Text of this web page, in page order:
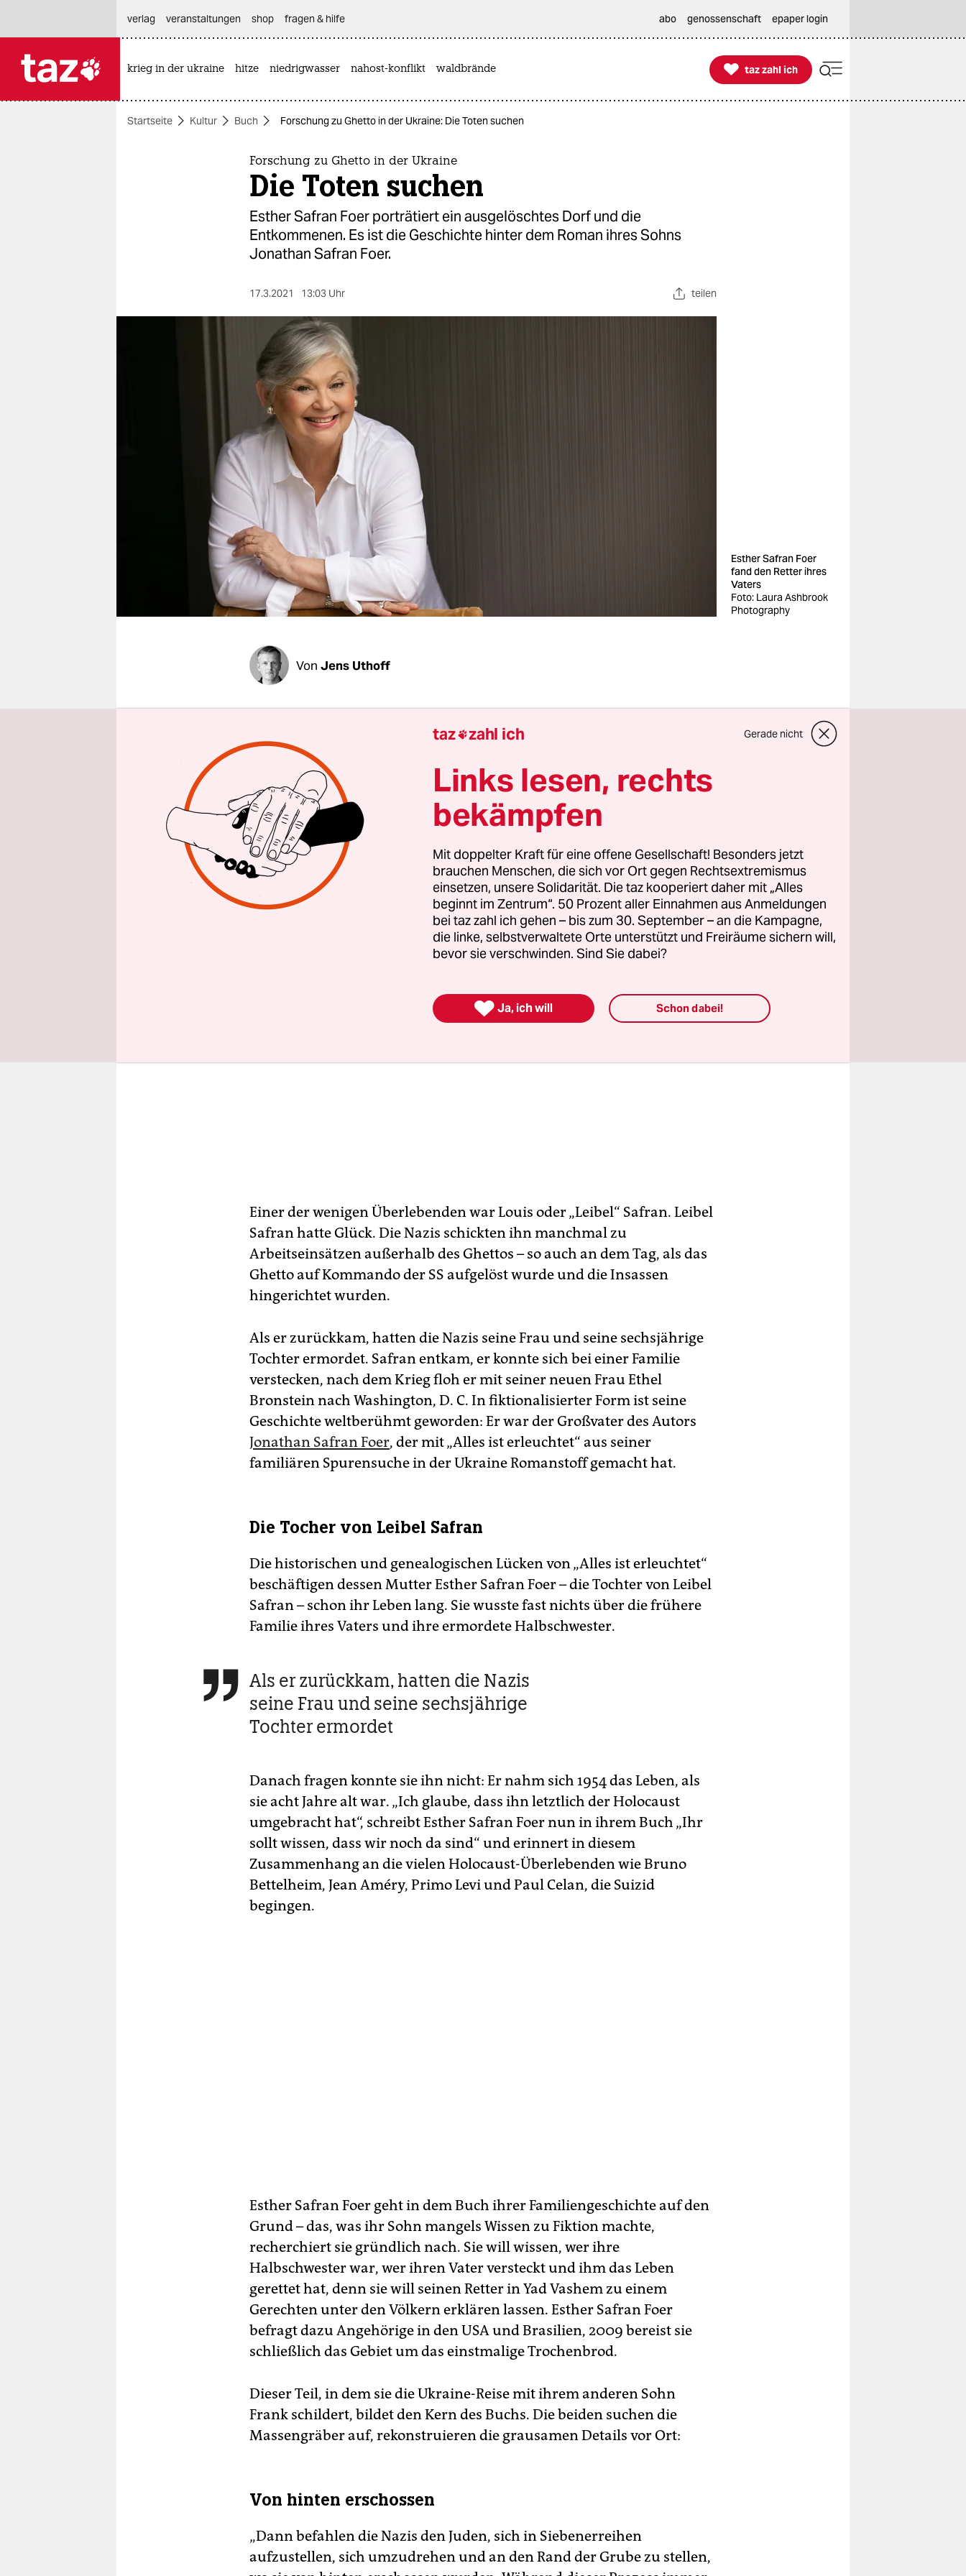
themen
unterstützen
genossenschaft
verlag
veranstaltungen shop fragen & hilfe abo genossenschaft epaper login
krieg in der ukraine hitze niedrigwasser nahost-konflikt waldbrände 
taz zahl ich
taz zahl ich
Startseite Kultur Buch Forschung zu Ghetto in der Ukraine: Die Toten suchen
Forschung zu Ghetto in der Ukraine
Die Toten suchen
Esther Safran Foer porträtiert ein ausgelöschtes Dorf und die
Entkommenen. Es ist die Geschichte hinter dem Roman ihres Sohns
Jonathan Safran Foer.
17.3.2021 13:03 Uhr teilen
Esther Safran Foer
fand den Retter ihres
Vaters
Foto: Laura Ashbrook
Photography
Von Jens Uthoff
Wo früher ein­mal das klei­ne Schtetl Trochenbrod war, sind heute nur
noch Wiesen, Wald und schmale Pfade, vereinzelt stehen Mahnmale
und Grabsteine auf den Feldern.
Zwischen 1835 und 1942 existierte ein Ort dieses Namens auf dem
Gebiet der heutigen Ukraine, bis zu 4.000 jüdische Bürgerinnen und
Bürger lebten hier, es gab sieben Synagogen. 1941 errichteten die Nazis
in der Nähe das Ghetto Tschetwertnja, zwischen August und Oktober
1942 ermordeten sie fast alle ansässigen Jüdinnen und Juden und
zerstörten Trochenbrod.
Einer der wenigen Überlebenden war Louis oder „Leibel“ Safran. Leibel
Safran hatte Glück. Die Nazis schickten ihn manchmal zu
Arbeitseinsätzen außerhalb des Ghettos – so auch an dem Tag, als das
Ghetto auf Kommando der SS aufgelöst wurde und die Insassen
hingerichtet wurden.
Als er zurückkam, hatten die Nazis seine Frau und seine sechsjährige
Tochter ermordet. Safran entkam, er konnte sich bei einer Familie
verstecken, nach dem Krieg floh er mit seiner neuen Frau Ethel
Bronstein nach Washington, D. C. In fik­tio­nalisierter Form ist seine
Geschichte weltberühmt geworden: Er war der Großvater des Autors
Jonathan Safran Foer, der mit „Alles ist erleuchtet“ aus seiner
familiären Spurensuche in der Ukraine Romanstoff gemacht hat.
Die Tocher von Leibel Safran
Die historischen und genealogischen Lücken von „Alles ist erleuchtet“
beschäftigen dessen Mutter Esther Safran Foer – die Tochter von Leibel
Safran – schon ihr Leben lang. Sie wusste fast nichts über die frühere
Familie ihres Vaters und ihre ermordete Halbschwester.
 Als er zurückkam, hatten die Nazis
seine Frau und seine sechsjährige
Tochter ermordet
Danach fragen konnte sie ihn nicht: Er nahm sich 1954 das Leben, als
sie acht Jahre alt war. „Ich glaube, dass ihn letztlich der Holocaust
umgebracht hat“, schreibt Esther Safran Foer nun in ihrem Buch „Ihr
sollt wissen, dass wir noch da sind“ und erinnert in diesem
Zusammenhang an die vielen Holocaust-Überlebenden wie Bruno
Bettelheim, Jean Améry, Primo Levi und Paul Celan, die Suizid
begingen.
Esther Safran Foer geht in dem Buch ihrer Familiengeschichte auf den
Grund – das, was ihr Sohn mangels Wissen zu Fiktion machte,
recherchiert sie gründlich nach. Sie will wissen, wer ihre
Halbschwester war, wer ihren Vater versteckt und ihm das Leben
gerettet hat, denn sie will seinen Retter in Yad Vashem zu einem
Gerechten unter den Völkern erklären lassen. Esther Safran Foer
befragt dazu Angehörige in den USA und Brasilien, 2009 bereist sie
schließlich das Gebiet um das einstmalige Trochenbrod.
Dieser Teil, in dem sie die Ukraine-Reise mit ihrem anderen Sohn
Frank schildert, bildet den Kern des Buchs. Die beiden suchen die
Massengräber auf, rekonstruieren die grausamen Details vor Ort:
Von hinten erschossen
„Dann befahlen die Nazis den Juden, sich in Siebenerreihen
aufzustellen, sich umzudrehen und an den Rand der Grube zu stellen,
taz zahl ich Gerade nicht
Links lesen, rechts
bekämpfen
Mit doppelter Kraft für eine offene Gesellschaft! Besonders jetzt
brauchen Menschen, die sich vor Ort gegen Rechtsextremismus
einsetzen, unsere Solidarität. Die taz kooperiert daher mit „Alles
beginnt im Zentrum“. 50 Prozent aller Einnahmen aus Anmeldungen
bei taz zahl ich gehen – bis zum 30. September – an die Kampagne,
die linke, selbstverwaltete Orte unterstützt und Freiräume sichern will,
bevor sie verschwinden. Sind Sie dabei?
 Ja, ich will Schon dabei!